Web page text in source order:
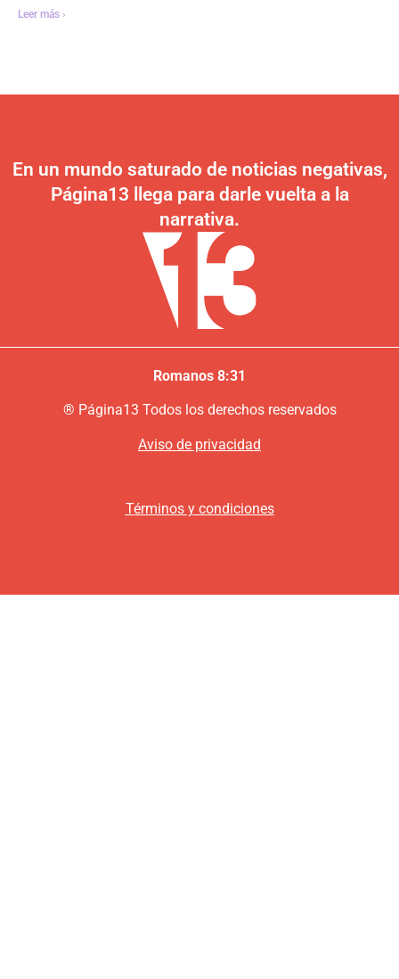
Leer más ›
En un mundo saturado de noticias negativas,
Página13 llega para darle vuelta a la
narrativa.
Romanos 8:31
® Página13 Todos los derechos reservados
Aviso de privacidad
Términos y condiciones